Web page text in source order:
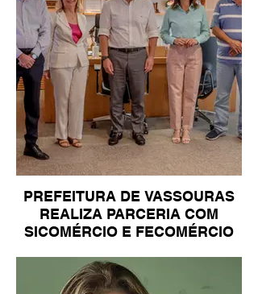
PREFEITURA DE VASSOURAS
REALIZA PARCERIA COM
SICOMÉRCIO E FECOMÉRCIO